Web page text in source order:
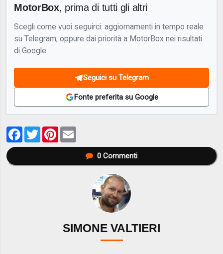
MotorBox, prima di tutti gli altri
Scegli come vuoi seguirci: aggiornamenti in tempo reale
su Telegram, oppure dai priorità a MotorBox nei risultati
di Google.
Seguici su Telegram
Fonte preferita su Google
Facebook
TwitterPinterest
0Commenti
SIMONE VALTIERI